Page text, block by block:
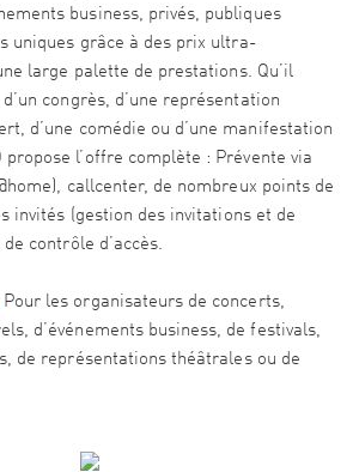
business, privés, publiques
uniques grâce à des prix ultra-
large palette de prestations. Qu’il
d’un congrès, d’une représentation
d’une comédie ou d’une manifestation
propose l’offre complète : Prévente via
callcenter, de nombreux points de
invités (gestion des invitations et de
contrôle d’accès.
Pour les organisateurs de concerts,
d’événements business, de festivals,
de représentations théâtrales ou de